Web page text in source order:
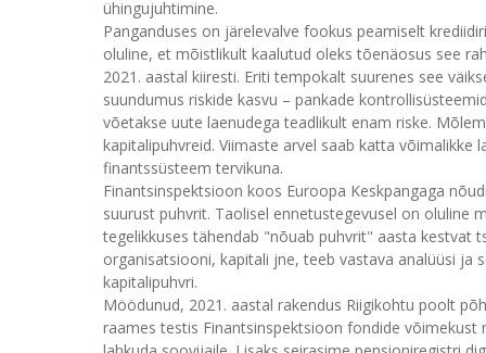
ühingujuhtimine.
Panganduses on järelevalve fookus peamiselt
oluline, et mõistlikult kaalutud oleks tõenäosus see
2021. aastal kiiresti. Eriti tempokalt suurenes see
suundumus riskide kasvu – pankade
võetakse uute laenudega teadlikult enam riske.
kapitalipuhvreid. Viimaste arvel saab katta
finantssüsteem tervikuna.
Finantsinspektsioon koos Euroopa Keskpangaga
suurust puhvrit. Taolisel ennetustegevusel on oluline
tegelikkuses tähendab "nõuab puhvrit" aasta kestvat
organisatsiooni, kapitali jne, teeb vastava analüüsi ja
kapitalipuhvri.
Möödunud, 2021. aastal rakendus Riigikohtu poolt
raames testis Finantsinspektsioon fondide